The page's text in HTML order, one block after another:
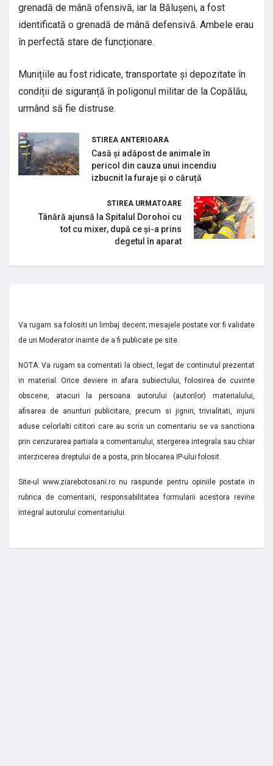
grenadă de mână ofensivă, iar la Bălușeni, a fost
identificată o grenadă de mână defensivă. Ambele erau
în perfectă stare de funcționare.
Munițiile au fost ridicate, transportate și depozitate în
condiții de siguranță în poligonul militar de la Copălău,
urmând să fie distruse.
STIREA ANTERIOARA
Casă și adăpost de animale în
pericol din cauza unui incendiu
izbucnit la furaje și o căruță
STIREA URMATOARE
Tânără ajunsă la Spitalul Dorohoi cu
tot cu mixer, după ce și-a prins
degetul în aparat
Va rugam sa folositi un limbaj decent; mesajele postate vor fi validate
de un Moderator inainte de a fi publicate pe site.
NOTA: Va rugam sa comentati la obiect, legat de continutul prezentat
in material. Orice deviere in afara subiectului, folosirea de cuvinte
obscene, atacuri la persoana autorului (autorilor) materialului,
afisarea de anunturi publicitare, precum si jigniri, trivialitati, injurii
aduse celorlalti cititori care au scris un comentariu se va sanctiona
prin cenzurarea partiala a comentariului, stergerea integrala sau chiar
interzicerea dreptului de a posta, prin blocarea IP-ului folosit.
Site-ul www.ziarebotosani.ro nu raspunde pentru opiniile postate in
rubrica de comentarii, responsabilitatea formularii acestora revine
integral autorului comentariului.